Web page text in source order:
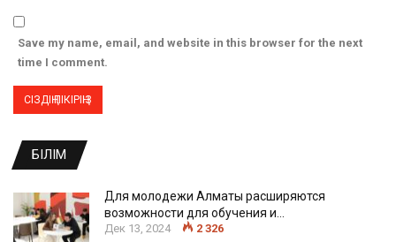
Save my name, email, and website in this browser for the next
time I comment.
БІЛІМ
Для молодежи Алматы расширяются
возможности для обучения и…
Дек 13, 2024 2 326